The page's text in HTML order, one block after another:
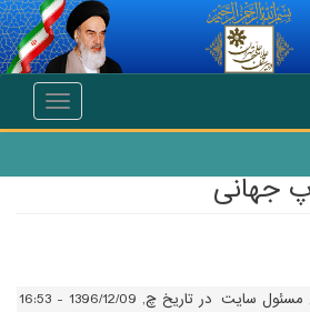
Toggle
جهانی
مسئول سایت در تاریخ چ, 1396/12/09 - 16:53